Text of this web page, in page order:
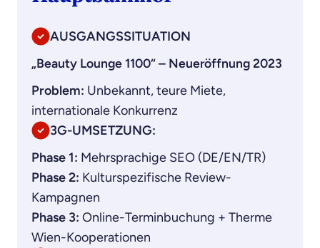
AUSGANGSSITUATION
„Beauty Lounge 1100“ – Neueröffnung 2023
Problem: Unbekannt, teure Miete,
internationale Konkurrenz
3G-UMSETZUNG:
Phase 1: Mehrsprachige SEO (DE/EN/TR)
Phase 2: Kulturspezifische Review-
Kampagnen
Phase 3: Online-Terminbuchung + Therme
Wien-Kooperationen